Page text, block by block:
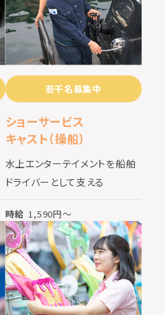
若干名募集中
ショーサービス
キャスト（操船）
水上エンターテイメントを船舶
ドライバーとして支える
時給 1,590円〜